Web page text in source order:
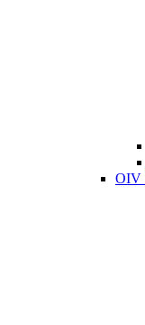
OIV